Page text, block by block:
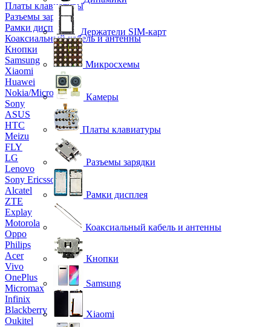
Платы клавиатуры
Разъемы зарядки
Рамки дисплея
Коаксиальный кабель и антенны
Кнопки
Samsung
Xiaomi
Huawei
Nokia/Microsoft
Sony
ASUS
HTC
Meizu
FLY
LG
Lenovo
Sony Ericsson
Alcatel
ZTE
Explay
Motorola
Oppo
Philips
Acer
Vivo
OnePlus
Micromax
Infinix
Blackberry
Oukitel
Держатели SIM-карт
Микросхемы
Камеры
Платы клавиатуры
Разъемы зарядки
Рамки дисплея
Коаксиальный кабель и антенны
Кнопки
Samsung
Xiaomi